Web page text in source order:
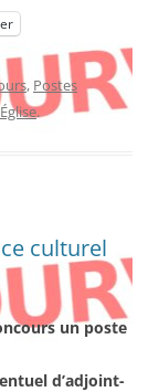
, Postes
.
culturel
un poste
d’adjoint-